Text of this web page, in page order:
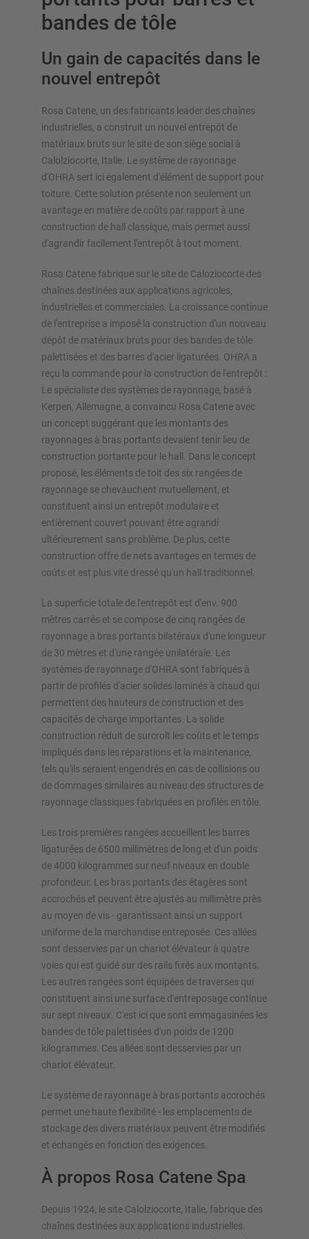
bandes de tôle
Un gain de capacités dans le
nouvel entrepôt
Rosa Catene, un des fabricants leader des chaînes
industrielles, a construit un nouvel entrepôt de
matériaux bruts sur le site de son siège social à
Calolziocorte, Italie. Le système de rayonnage
d'OHRA sert ici également d'élément de support pour
toiture. Cette solution présente non seulement un
avantage en matière de coûts par rapport à une
construction de hall classique, mais permet aussi
d'agrandir facilement l'entrepôt à tout moment.
Rosa Catene fabrique sur le site de Caloziocorte des
chaînes destinées aux applications agricoles,
industrielles et commerciales. La croissance continue
de l'entreprise a imposé la construction d'un nouveau
dépôt de matériaux bruts pour des bandes de tôle
palettisées et des barres d'acier ligaturées. OHRA a
reçu la commande pour la construction de l'entrepôt :
Le spécialiste des systèmes de rayonnage, basé à
Kerpen, Allemagne, a convaincu Rosa Catene avec
un concept suggérant que les montants des
rayonnages à bras portants devaient tenir lieu de
construction portante pour le hall. Dans le concept
proposé, les éléments de toit des six rangées de
rayonnage se chevauchent mutuellement, et
constituent ainsi un entrepôt modulaire et
entièrement couvert pouvant être agrandi
ultérieurement sans problème. De plus, cette
construction offre de nets avantages en termes de
coûts et est plus vite dressé qu'un hall traditionnel.
La superficie totale de l'entrepôt est d'env. 900
mètres carrés et se compose de cinq rangées de
rayonnage à bras portants bilatéraux d'une longueur
de 30 mètres et d'une rangée unilatérale. Les
systèmes de rayonnage d'OHRA sont fabriqués à
partir de profilés d'acier solides laminés à chaud qui
permettent des hauteurs de construction et des
capacités de charge importantes. La solide
construction réduit de surcroît les coûts et le temps
impliqués dans les réparations et la maintenance,
tels qu'ils seraient engendrés en cas de collisions ou
de dommages similaires au niveau des structures de
rayonnage classiques fabriquées en profilés en tôle.
Les trois premières rangées accueillent les barres
ligaturées de 6500 millimètres de long et d'un poids
de 4000 kilogrammes sur neuf niveaux en double
profondeur. Les bras portants des étagères sont
accrochés et peuvent être ajustés au millimètre près
au moyen de vis - garantissant ainsi un support
uniforme de la marchandise entreposée. Ces allées
sont desservies par un chariot élévateur à quatre
voies qui est guidé sur des rails fixés aux montants.
Les autres rangées sont équipées de traverses qui
constituent ainsi une surface d'entreposage continue
sur sept niveaux. C'est ici que sont emmagasinées les
bandes de tôle palettisées d'un poids de 1200
kilogrammes. Ces allées sont desservies par un
chariot élévateur.
Le système de rayonnage à bras portants accrochés
permet une haute flexibilité - les emplacements de
stockage des divers matériaux peuvent être modifiés
et échangés en fonction des exigences.
À propos Rosa Catene Spa
Depuis 1924, le site Calolziocorte, Italie, fabrique des
chaînes destinées aux applications industrielles.
Rayonnages á palettes
Rayonnages mobiles
Stockage automatique
Hall de stockage
Mezzanines
Rayonnage vertical
Planifiez votre système de rayonnage individuellement avec
nos configurateurs – y compris la demande directe
Configurer le rayonnage maintenant